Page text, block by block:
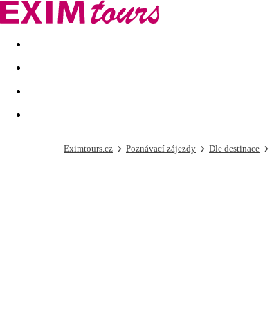
Akční nabídky Last minute
Eximtours.cz Poznávací zájezdy Dle destinace